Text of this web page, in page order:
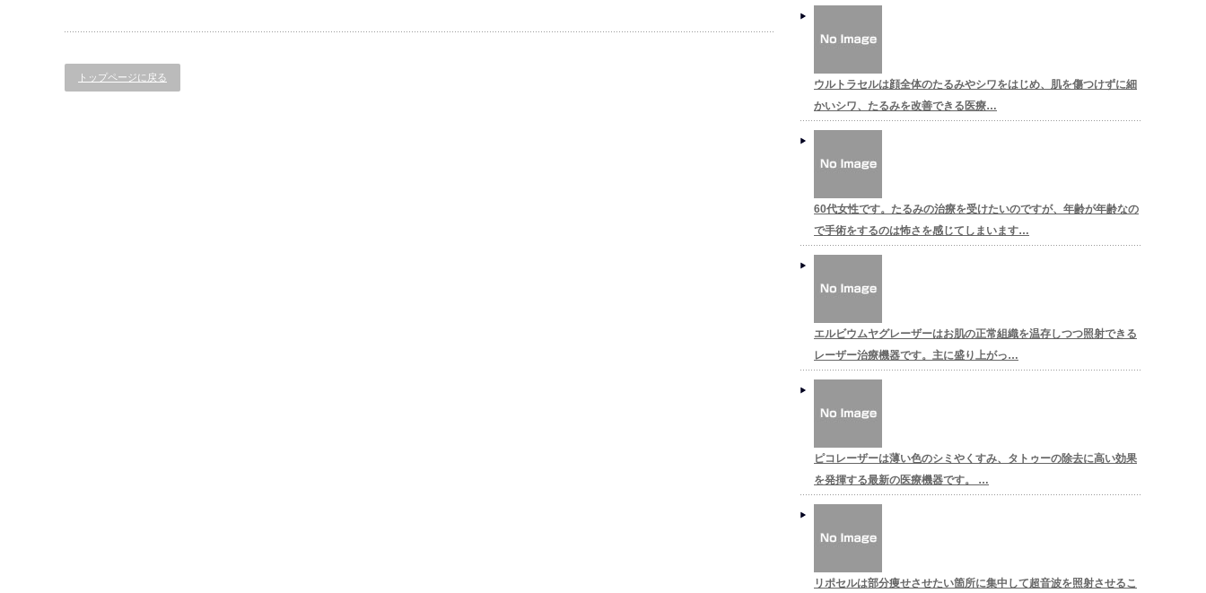
トップページに戻る
ウルトラセルは顔全体のたるみやシワをはじめ、肌を傷つけずに細
かいシワ、たるみを改善できる医療…
60代女性です。たるみの治療を受けたいのですが、年齢が年齢なの
で手術をするのは怖さを感じてしまいます…
エルビウムヤグレーザーはお肌の正常組織を温存しつつ照射できる
レーザー治療機器です。主に盛り上がっ…
ピコレーザーは薄い色のシミやくすみ、タトゥーの除去に高い効果
を発揮する最新の医療機器です。 …
リポセルは部分痩せさせたい箇所に集中して超音波を照射させるこ